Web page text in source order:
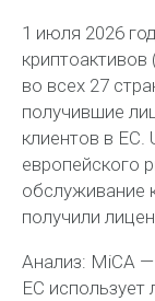
1 июля 2026
во всех 27
получившие
клиентов в ЕС.
европейского
обслуживание
получили
Анализ: MiCA —
ЕС использует